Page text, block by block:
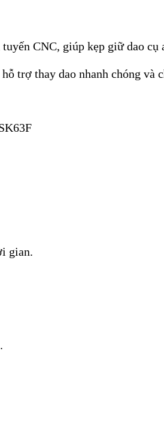
CNC, giúp kẹp giữ dao
trợ thay dao nhanh chóng và
gian.